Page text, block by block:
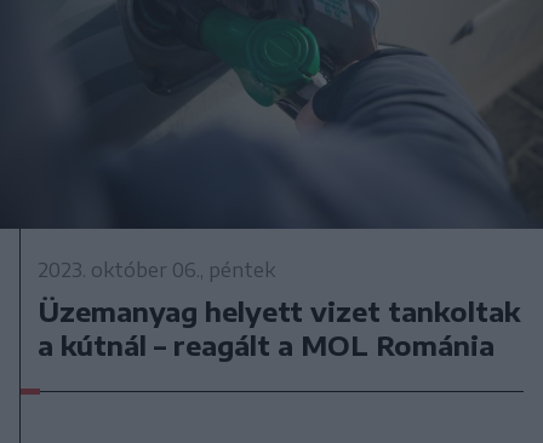
2023. október 06., péntek
Üzemanyag helyett vizet tankoltak
a kútnál – reagált a MOL Románia